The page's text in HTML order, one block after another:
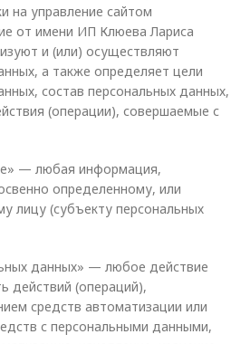
на управление сайтом
от имени ИП Клюева Лариса
и (или) осуществляют
а также определяет цели
состав персональных данных,
(операции), совершаемые с
— любая информация,
определенному, или
лицу (субъекту персональных
данных» — любое действие
действий (операций),
средств автоматизации или
с персональными данными,